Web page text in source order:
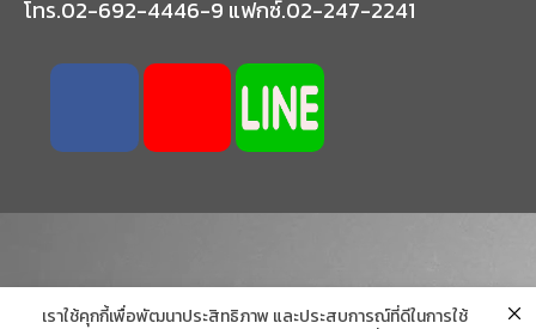
โทร.02-692-4446-9 แฟกซ์.02-247-2241
เราใช้คุกกี้เพื่อพัฒนาประสิทธิภาพ และประสบการณ์ที่ดีในการใช้